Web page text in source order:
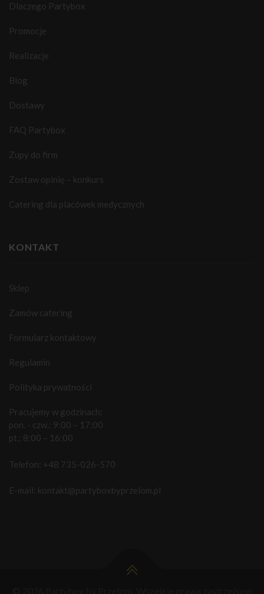
Dlaczego Partybox
Promocje
Realizacje
Blog
Dostawy
FAQ Partybox
Zupy do firm
Zostaw opinię – konkurs
Catering dla placówek medycznych
KONTAKT
Sklep
Zamów catering
Formularz kontaktowy
Regulamin
Polityka prywatności
Pracujemy w godzinach:
pon. - czw.: 9:00 – 17:00
pt.: 8:00 – 16:00
Telefon: +48 735-026-570
E-mail: kontakt@partyboxbyprzelom.pl